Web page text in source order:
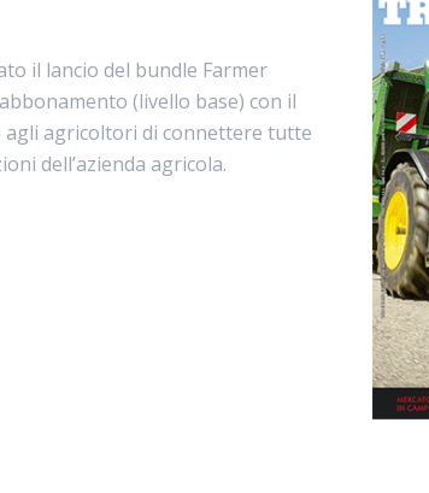
il lancio del bundle Farmer
(livello base) con il
agricoltori di connettere tutte
dell’azienda agricola.